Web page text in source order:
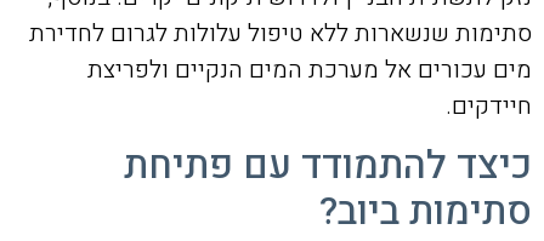
סתימות שנשארות ללא טיפול עלולות לגרום לחדירת
מים עכורים אל מערכת המים הנקיים ולפריצת
חיידקים.
כיצד להתמודד עם פתיחת
סתימות ביוב?